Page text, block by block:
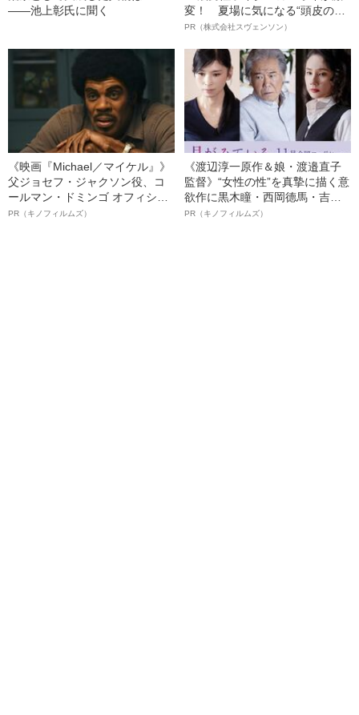
――池上彰氏に聞く
変！ 夏場に気になる“頭皮のニ
オイ”や“ベタつき”を解消す
ト”が生み出した徹底ケアとは
PR（株式会社スヴェンソン）
《映画『Michael／マイケル』》
父ジョセフ・ジャクソン役、コ
ールマン・ドミンゴ オフィシャ
ルインタビュー“観客を魅了した
PR（キノフィルムズ）
《渡辺淳一原作＆娘・渡邉直子
監督》“女性の性”を真摯に描く意
欲作に黒木瞳・西岡德馬・吉田
羊が出演決定！《映画『月がみ
PR（キノフィルムズ）